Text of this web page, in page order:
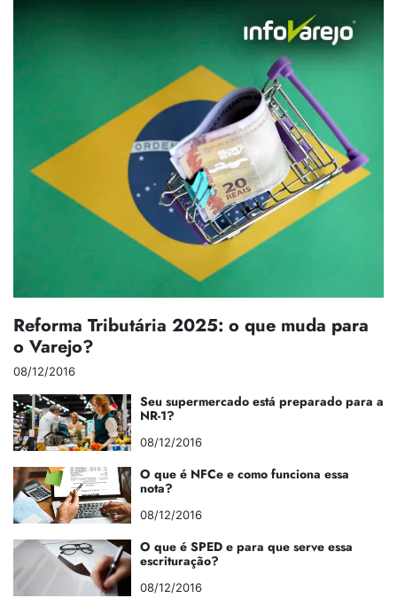
Reforma Tributária 2025: o que muda para
o Varejo?
08/12/2016
Seu supermercado está preparado para a
NR-1?
08/12/2016
O que é NFCe e como funciona essa
nota?
08/12/2016
O que é SPED e para que serve essa
escrituração?
08/12/2016